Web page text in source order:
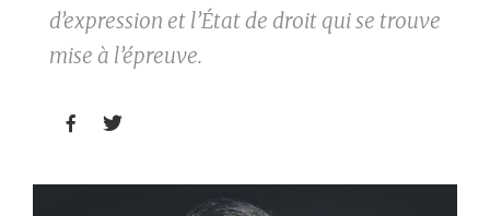
d’expression et l’État de droit qui se trouve
mise à l’épreuve.
 